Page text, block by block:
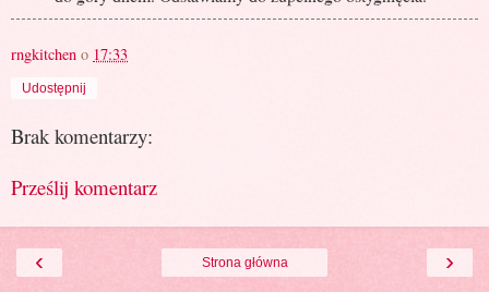
rngkitchen o 17:33
Udostępnij
Brak komentarzy:
Prześlij komentarz
‹ ›
Strona główna